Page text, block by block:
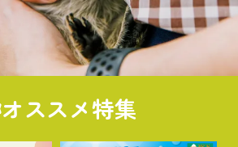
オススメ特集